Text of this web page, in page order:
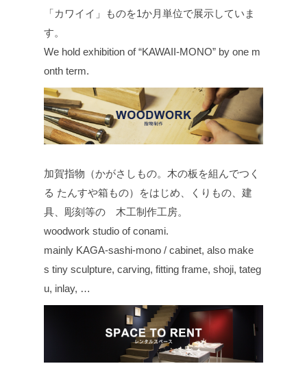
「カワイイ」ものを1か月単位で展示していま
す。
We hold exhibition of “KAWAII-MONO” by one m
onth term.
加賀指物（かがさしもの。木の板を組んでつく
る たんすや箱もの）をはじめ、くりもの、建
具、彫刻等の 木工制作工房。
woodwork studio of conami.
mainly KAGA-sashi-mono / cabinet, also make
s tiny sculpture, carving, fitting frame, shoji, tateg
u, inlay, …